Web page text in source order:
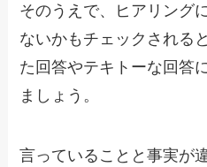
そのうえで、ヒアリング
ないかもチェックされる
た回答やテキトーな回答
ましょう。
言っていることと事実が